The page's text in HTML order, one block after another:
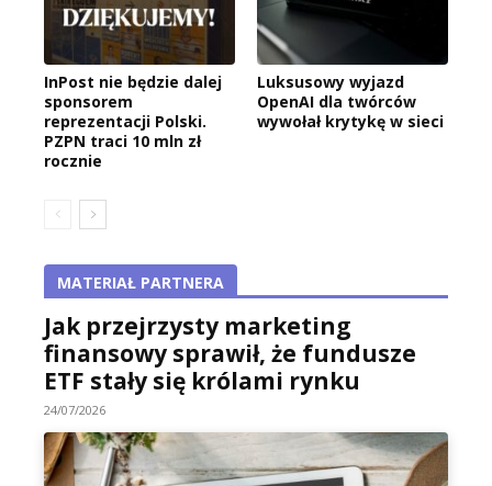
InPost nie będzie dalej
sponsorem
reprezentacji Polski.
PZPN traci 10 mln zł
rocznie
Luksusowy wyjazd
OpenAI dla twórców
wywołał krytykę w sieci
MATERIAŁ PARTNERA
Jak przejrzysty marketing
finansowy sprawił, że fundusze
ETF stały się królami rynku
24/07/2026